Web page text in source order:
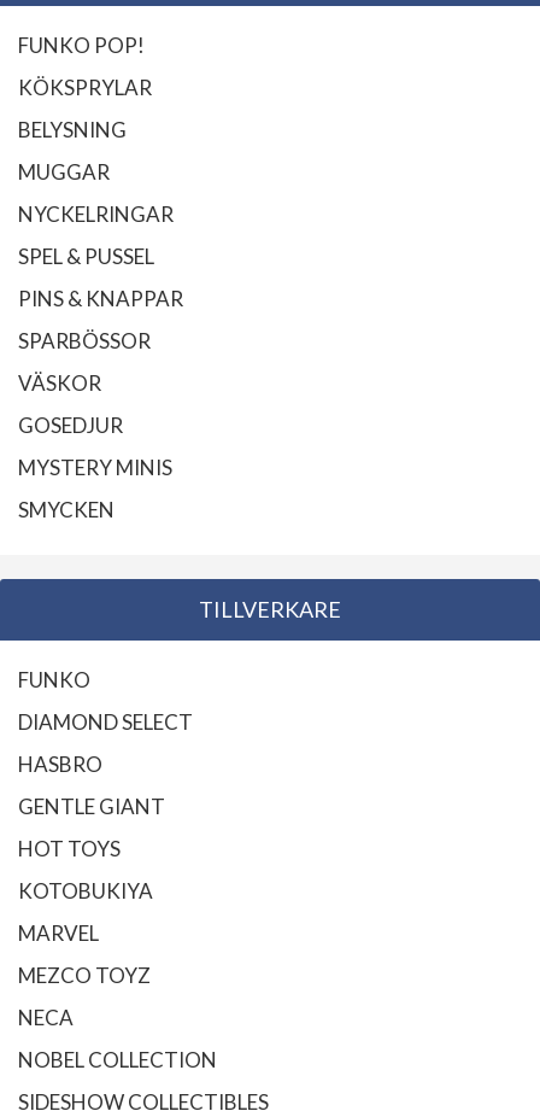
FUNKO POP!
KÖKSPRYLAR
BELYSNING
MUGGAR
NYCKELRINGAR
SPEL & PUSSEL
PINS & KNAPPAR
SPARBÖSSOR
VÄSKOR
GOSEDJUR
MYSTERY MINIS
SMYCKEN
TILLVERKARE
FUNKO
DIAMOND SELECT
HASBRO
GENTLE GIANT
HOT TOYS
KOTOBUKIYA
MARVEL
MEZCO TOYZ
NECA
NOBEL COLLECTION
SIDESHOW COLLECTIBLES